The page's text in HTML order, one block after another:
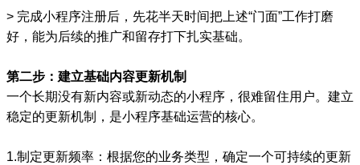
> 完成小程序注册后，先花半天时间把上述“门面”工作打磨
好，能为后续的推广和留存打下扎实基础。
第二步：建立基础内容更新机制
一个长期没有新内容或新动态的小程序，很难留住用户。建立
稳定的更新机制，是小程序基础运营的核心。
1.制定更新频率：根据您的业务类型，确定一个可持续的更新